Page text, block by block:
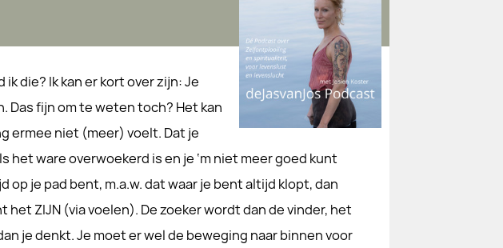
die? Ik kan er kort over zijn: Je
Das fijn om te weten toch? Het kan
ermee niet (meer) voelt. Dat je
het ware overwoekerd is en je ‘m niet meer goed kunt
op je pad bent, m.a.w. dat waar je bent altijd klopt, dan
ZIJN (via voelen). De zoeker wordt dan de vinder, het
je denkt. Je moet er wel de beweging naar binnen voor